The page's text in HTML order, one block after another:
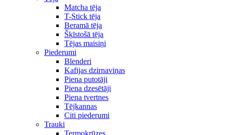
Matcha tēja
T-Stick tēja
Beramā tēja
Šķīstošā tēja
Tējas maisiņi
Piederumi
Blenderi
Kafijas dzirnaviņas
Piena putotāji
Piena dzesētāji
Piena tvertnes
Tējkannas
Citi piederumi
Trauki
Termokrūzes